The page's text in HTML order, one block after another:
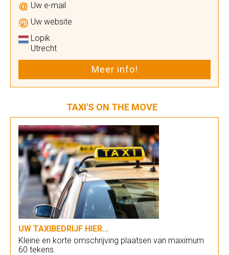
Uw e-mail
Uw website
Lopik
Utrecht
Meer info!
TAXI'S ON THE MOVE
UW TAXIBEDRIJF HIER...
Kleine en korte omschrijving plaatsen van maximum
60 tekens.